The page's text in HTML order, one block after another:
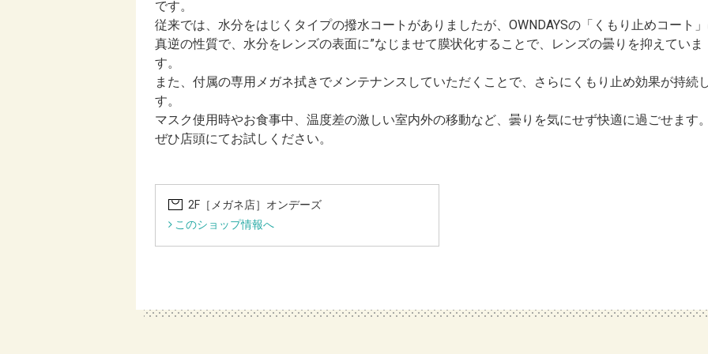
です。
従来では、水分をはじくタイプの撥水コートがありましたが、OWNDAYSの「くもり止めコート
真逆の性質で、水分をレンズの表面に”なじませて膜状化することで、レンズの曇りを抑えていま
す。
また、付属の専用メガネ拭きでメンテナンスしていただくことで、さらにくもり止め効果が持続
す。
マスク使用時やお食事中、温度差の激しい室内外の移動など、曇りを気にせず快適に過ごせます。
ぜひ店頭にてお試しください。
2F［メガネ店］オンデーズ
このショップ情報へ